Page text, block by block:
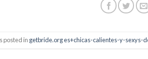
posted in getbride.org es+chicas-calientes-y-sexys-